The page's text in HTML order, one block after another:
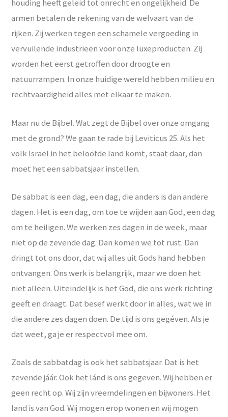
houding heeft geleid tot onrecht en ongelijkheid. De
armen betalen de rekening van de welvaart van de
rijken. Zij werken tegen een schamele vergoeding in
vervuilende industrieën voor onze luxeproducten. Zij
worden het eerst getroffen door droogte en
natuurrampen. In onze huidige wereld hebben milieu en
rechtvaardigheid alles met elkaar te maken.
Maar nu de Bijbel. Wat zegt de Bijbel over onze omgang
met de grond? We gaan te rade bij Leviticus 25. Als het
volk Israël in het beloofde land komt, staat daar, dan
moet het een sabbatsjaar instellen.
De sabbat is een dag, een dag, die anders is dan andere
dagen. Het is een dag, om toe te wijden aan God, een dag
om te heiligen. We werken zes dagen in de week, maar
niet op de zevende dag. Dan komen we tot rust. Dan
dringt tot ons door, dat wij alles uit Gods hand hebben
ontvangen. Ons werk is belangrijk, maar we doen het
niet alleen. Uiteindelijk is het God, die ons werk richting
geeft en draagt. Dat besef werkt door in alles, wat we in
die andere zes dagen doen. De tijd is ons gegéven. Als je
dat weet, ga je er respectvol mee om.
Zoals de sabbatdag is ook het sabbatsjaar. Dat is het
zevende jáár. Ook het lánd is ons gegeven. Wij hebben er
geen recht op. Wij zijn vreemdelingen en bijwoners. Het
land is van God. Wij mogen erop wonen en wij mogen